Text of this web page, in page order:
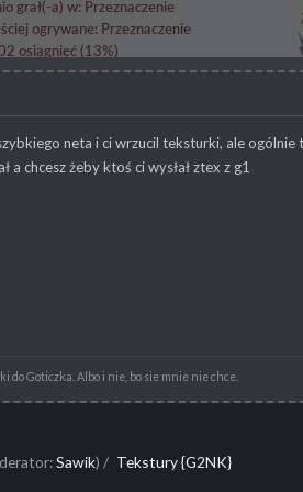
neta i ci wrzucil teksturki, ale
a chcesz żeby ktoś ci wysłał ztex z g1
do Goticzka. Albo i nie, bo sie mnie nie chce.
Sawik) / Tekstury {G2NK}